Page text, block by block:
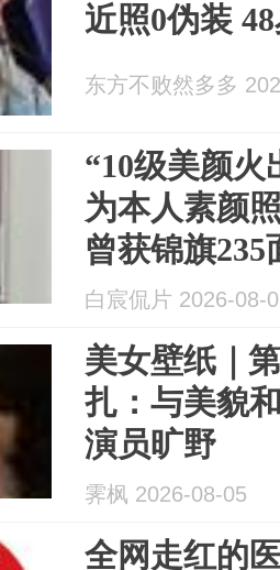
近照0伪装
东方不败然多多
“10级美颜火
为本人素颜
曾获锦旗235
白宸侃片 2026-08-
美女壁纸｜
扎：与美貌
演员旷野
霁枫 2026-08-05
全网走红的